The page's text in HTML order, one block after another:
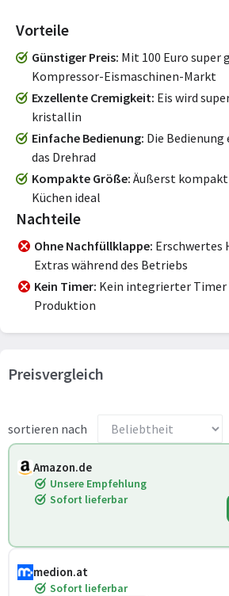
Vorteile
Günstiger Preis Mit 100 Euro super
Kompressor-Eismaschinen-Markt
Exzellente Cremigkeit Eis wird
kristallin
Einfache Bedienung Die
das Drehrad
Kompakte Größe Äußerst
Küchen ideal
Nachteile
Ohne Nachfüllklappe Erschwertes
Extras während des Betriebs
Kein Timer Kein integrierter Timer
Produktion
Preisvergleich
sortieren nach
Amazon.de
Unsere Empfehlung
Sofort lieferbar
medion.at
Sofort lieferbar